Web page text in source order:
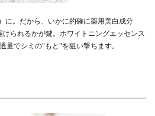
に。だから、いかに的確に薬用美白成分
られるかが鍵。 ホワイトニングエッセンス
でシミの"もと"を狙い撃ちます。